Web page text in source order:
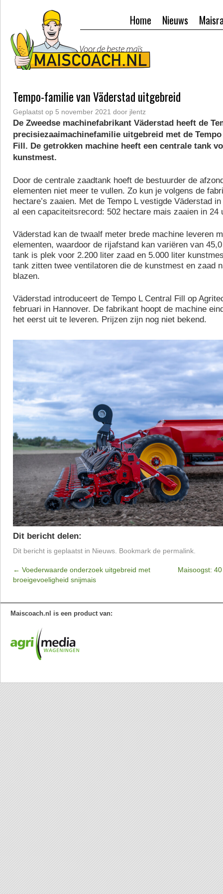
Nieuws
Home
Tempo-familie van Väderstad uitgebreid
Geplaatst op 5 november 2021 door jlentz
De Zweedse machinefabrikant Väderstad heeft de
precisiezaaimachinefamilie uitgebreid met de
Fill. De getrokken machine heeft een centrale tank
kunstmest.
Door de centrale zaadtank hoeft de bestuurder de
elementen niet meer te vullen. Zo kun je volgens de
hectare’s zaaien. Met de Tempo L vestigde Väderstad
al een capaciteitsrecord: 502 hectare mais zaaien in 24
Väderstad kan de twaalf meter brede machine leveren
elementen, waardoor de rijafstand kan variëren van
tank is plek voor 2.200 liter zaad en 5.000 liter
tank zitten twee ventilatoren die de kunstmest en zaad
blazen.
Väderstad introduceert de Tempo L Central Fill op
februari in Hannover. De fabrikant hoopt de machine
het eerst uit te leveren. Prijzen zijn nog niet bekend.
Dit bericht delen:
Dit bericht is geplaatst in Nieuws . Bookmark de permalink
← Voederwaarde onderzoek uitgebreid met
broeigevoeligheid snijmais
Maisoogst:
Maiscoach.nl is een product van: